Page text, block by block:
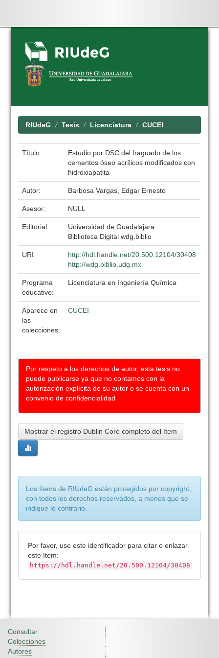
Skip
navigation
RIUdeG Tesis Licenciatura CUCEI
Título:
Estudio por DSC del fraguado de los
cementos óseo acrílicos modificados con
hidroxiapatita
Autor: Barbosa Vargas, Edgar Ernesto
Asesor: NULL
Editorial:
Universidad de Guadalajara
Biblioteca Digital wdg.biblio
URI:
http://hdl.handle.net/20.500.12104/30408
http://wdg.biblio.udg.mx
Programa
educativo:
Licenciatura en Ingeniería Química
Aparece en
las
colecciones:
CUCEI
Por respeto a los derechos de autor, esta tesis no
puede publicarse ya que no contamos con la
autorización explícita de su autor o se cuenta con un
convenio de confidencialidad
Mostrar el registro Dublin Core completo del ítem
Los ítems de RIUdeG están protegidos por copyright,
con todos los derechos reservados, a menos que se
indique lo contrario.
Por favor, use este identificador para citar o enlazar
este ítem:
https://hdl.handle.net/20.500.12104/30408
Consultar
Colecciones
Autores